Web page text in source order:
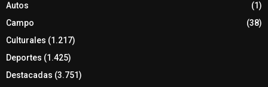
Autos
(1)
Campo
(38)
Culturales (1.217)
Deportes (1.425)
Destacadas (3.751)